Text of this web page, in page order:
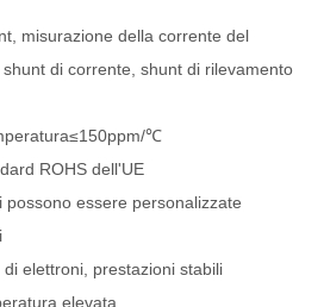
misurazione della corrente del
di corrente, shunt di rilevamento
℃
ROHS dell'UE
possono essere personalizzate
elettroni, prestazioni stabili
elevata